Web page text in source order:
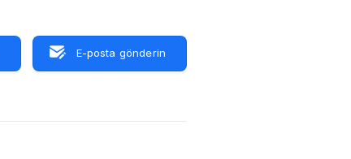
E-posta gönderin